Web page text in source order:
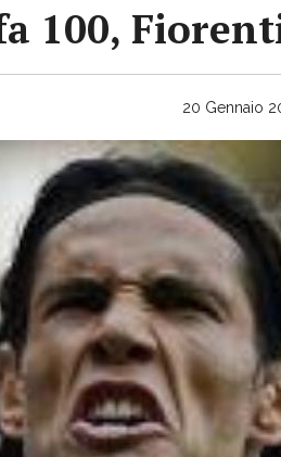
100,
20 Gennaio